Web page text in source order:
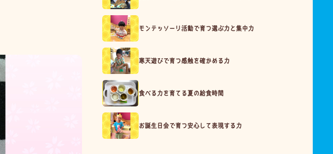
モンテッソーリ活動で育つ選ぶ力と集中力
寒天遊びで育つ感触を確かめる力
食べる力を育てる夏の給食時間
お誕生日会で育つ安心して表現する力